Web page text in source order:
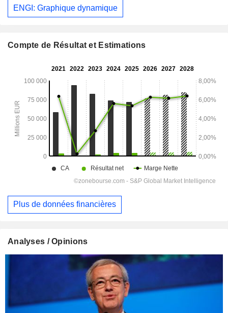
ENGI: Graphique dynamique
Compte de Résultat et Estimations
Plus de données financières
Analyses / Opinions